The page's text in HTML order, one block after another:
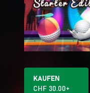
KAUFEN
CHF 30.00+